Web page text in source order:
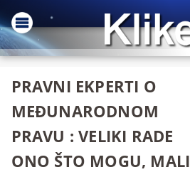
PRAVNI EKPERTI O
MEĐUNARODNOM
PRAVU : VELIKI RADE
ONO ŠTO MOGU, MALI